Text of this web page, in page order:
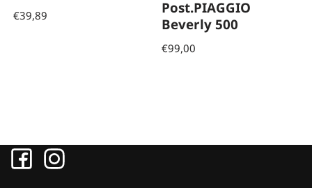
€39,89
Post.PIAGGIO
Beverly 500
€99,00